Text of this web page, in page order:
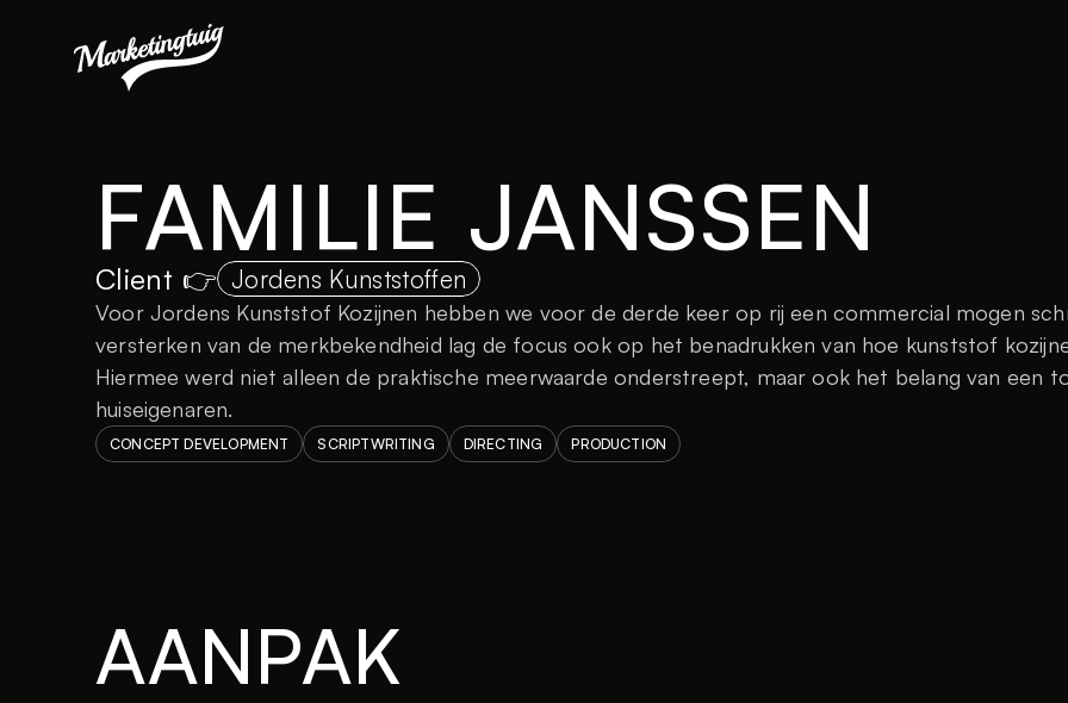
FAMILIE JANSSEN
Client 👉 Jordens Kunststoffen
Voor Jordens Kunststof Kozijnen hebben we voor de derde keer op rij een commercial mogen
versterken van de merkbekendheid lag de focus ook op het benadrukken van hoe kunststof
Hiermee werd niet alleen de praktische meerwaarde onderstreept, maar ook het belang van een
huiseigenaren.
CONCEPT DEVELOPMENT SCRIPTWRITING DIRECTING PRODUCTION
AANPAK